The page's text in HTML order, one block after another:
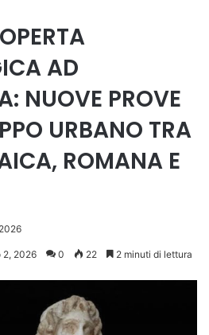
AD
NUOVE PROVE
URBANO TRA
ROMANA E
2, 2026 0 22 2 minuti di lettura